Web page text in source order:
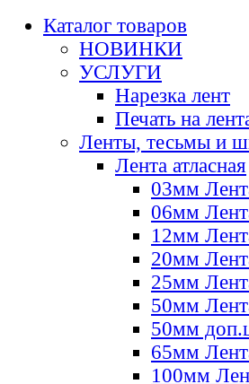
Каталог товаров
НОВИНКИ
УСЛУГИ
Нарезка лент
Печать на
Ленты, тесьмы и
Лента атласная
03мм
06мм
12мм
20мм
25мм
50мм
50мм
65мм
100мм